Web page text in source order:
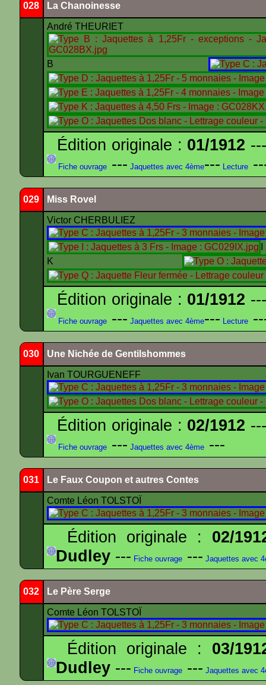
028 La Chanoinesse
André THEURIET
B
Édition originale : 01/1912
Fiche ouvrage --- Jaquettes avec 4ème--- Lecture
029 Miss Rovel
Victor CHERBULIEZ
K
Édition originale : 01/1912
Fiche ouvrage --- Jaquettes avec 4ème--- Lecture
030 Une Nichée de Gentilshommes
Ivan TOURGUENEFF
Édition originale : 02/1912
Fiche ouvrage --- Jaquettes avec 4ème ---
031 Le Faux Coupon et autres Contes
Comte Léon TOLSTOÏ
Édition originale : 02/
Dudley --- Fiche ouvrage --- Jaquettes avec
032 Le Père Serge
Comte Léon TOLSTOÏ
Édition originale : 03/
Dudley --- Fiche ouvrage --- Jaquettes avec